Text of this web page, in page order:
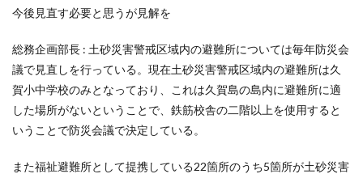
今後見直す必要と思うが見解を
総務企画部長 : 土砂災害警戒区域内の避難所については毎年防災会
議で見直しを行っている。現在土砂災害警戒区域内の避難所は久
賀小中学校のみとなっており、これは久賀島の島内に避難所に適
した場所がないということで、鉄筋校舎の二階以上を使用すると
いうことで防災会議で決定している。
また福祉避難所として提携している22箇所のうち5箇所が土砂災害